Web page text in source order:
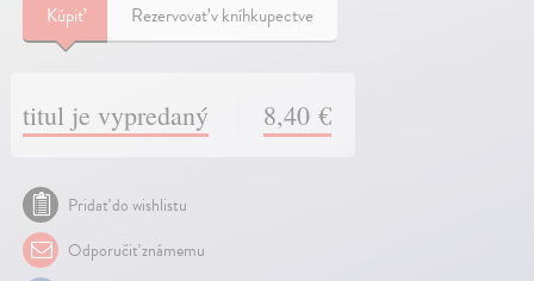
Kúpiť Rezervovať v kníhkupectve
titul je vypredaný 8,40 €
Pridať do wishlistu
Odporučiť známemu